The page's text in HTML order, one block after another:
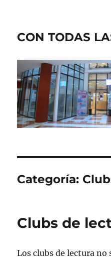
CON TODAS
Categoría:
Clubs de
Los clubs de lectura